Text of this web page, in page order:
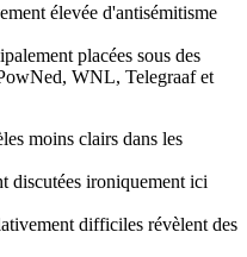
élevée d'antisémitisme
placées sous des
WNL, Telegraaf et
moins clairs dans les
discutées ironiquement ici
difficiles révèlent des